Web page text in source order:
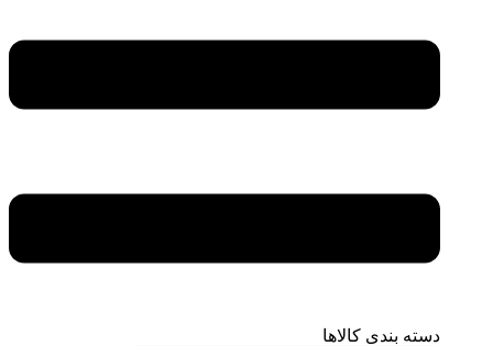
دسته بندی کالاها